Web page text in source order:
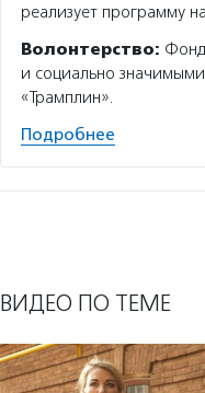
реализует программу
Волонтерство:
и социально
«Трамплин».
Подробнее
ВИДЕО ПО ТЕМЕ